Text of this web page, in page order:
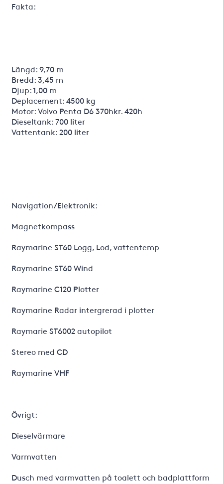
Fakta:
Längd: 9,70 m
Bredd: 3,45 m
Djup: 1,00 m
Deplacement: 4500 kg
Motor: Volvo Penta D6 370hkr. 420h
Dieseltank: 700 liter
Vattentank: 200 liter
Navigation/Elektronik:
Magnetkompass
Raymarine ST60 Logg, Lod, vattentemp
Raymarine ST60 Wind
Raymarine C120 Plotter
Raymarine Radar intergrerad i plotter
Raymarie ST6002 autopilot
Stereo med CD
Raymarine VHF
Övrigt:
Dieselvärmare
Varmvatten
Dusch med varmvatten på toalett och badplattform